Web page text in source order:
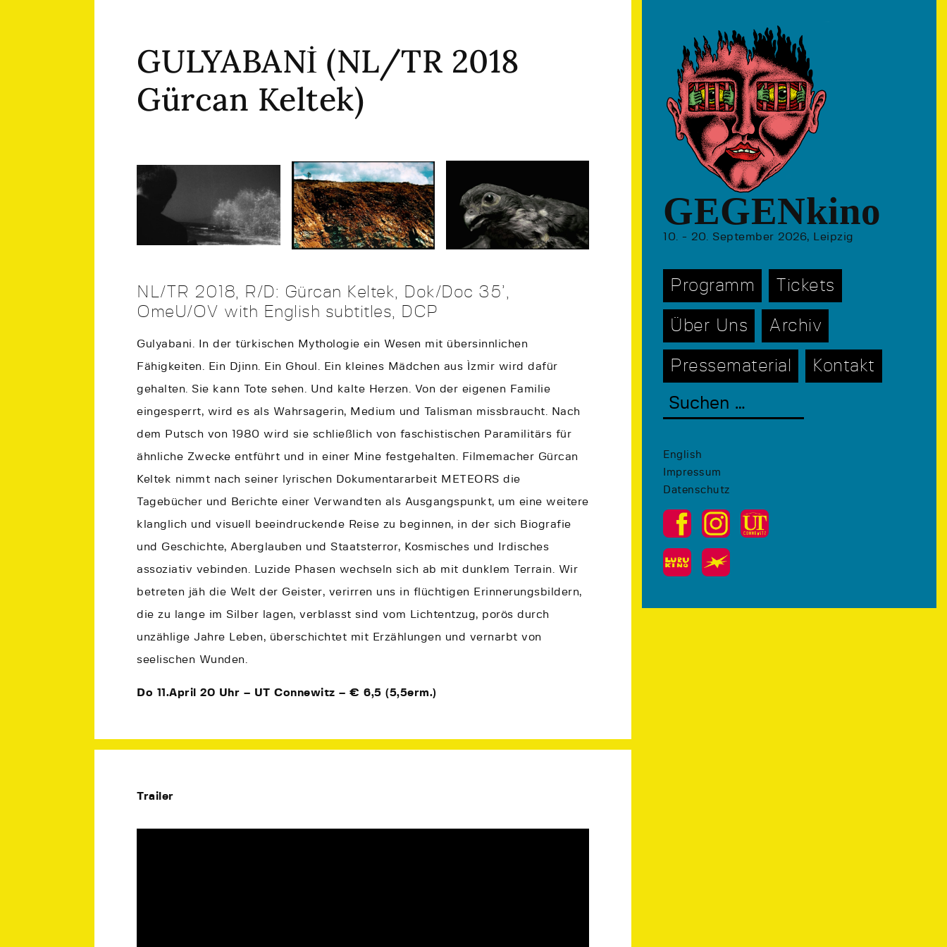
GULYABANİ (NL/TR 2018
Gürcan Keltek)
NL/TR 2018, R/D: Gürcan Keltek, Dok/Doc 35’,
OmeU/OV with English subtitles, DCP
Gulyabani. In der türkischen Mythologie ein Wesen mit übersinnlichen
Fähigkeiten. Ein Djinn. Ein Ghoul. Ein kleines Mädchen aus Ìzmir wird dafür
gehalten. Sie kann Tote sehen. Und kalte Herzen. Von der eigenen Familie
eingesperrt, wird es als Wahrsagerin, Medium und Talisman missbraucht. Nach
dem Putsch von 1980 wird sie schließlich von faschistischen Paramilitärs für
ähnliche Zwecke entführt und in einer Mine festgehalten. Filmemacher Gürcan
Keltek nimmt nach seiner lyrischen Dokumentararbeit METEORS die
Tagebücher und Berichte einer Verwandten als Ausgangspunkt, um eine weitere
klanglich und visuell beeindruckende Reise zu beginnen, in der sich Biografie
und Geschichte, Aberglauben und Staatsterror, Kosmisches und Irdisches
assoziativ vebinden. Luzide Phasen wechseln sich ab mit dunklem Terrain. Wir
betreten jäh die Welt der Geister, verirren uns in flüchtigen Erinnerungsbildern,
die zu lange im Silber lagen, verblasst sind vom Lichtentzug, porös durch
unzählige Jahre Leben, überschichtet mit Erzählungen und vernarbt von
seelischen Wunden.
Do 11.April 20 Uhr – UT Connewitz – € 6,5 (5,5erm.)
Trailer
GEGENkino
10. - 20. September 2026, Leipzig
Programm Tickets
Über Uns Archiv
Pressematerial Kontakt
English
Impressum
Datenschutz